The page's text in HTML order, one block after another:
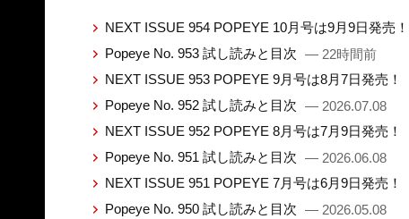
NEXT ISSUE 954 POPEYE 10月号は9月9日発売！
Popeye No. 953 試し読みと目次 — 22時間前
NEXT ISSUE 953 POPEYE 9月号は8月7日発売！
Popeye No. 952 試し読みと目次 — 2026.07.08
NEXT ISSUE 952 POPEYE 8月号は7月9日発売！
Popeye No. 951 試し読みと目次 — 2026.06.08
NEXT ISSUE 951 POPEYE 7月号は6月9日発売！
Popeye No. 950 試し読みと目次 — 2026.05.08